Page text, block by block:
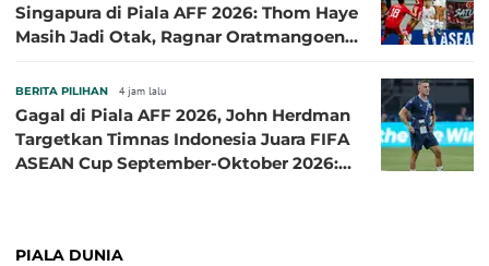
Singapura di Piala AFF 2026: Thom Haye
Masih Jadi Otak, Ragnar Oratmangoen
BERITA PILIHAN 4 jam lalu
Gagal di Piala AFF 2026, John Herdman
Targetkan Timnas Indonesia Juara FIFA
ASEAN Cup September-Oktober 2026:
PIALA DUNIA